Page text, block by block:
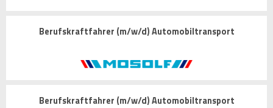
Berufskraftfahrer (m/w/d) Automobiltransport
Berufskraftfahrer (m/w/d) Automobiltransport